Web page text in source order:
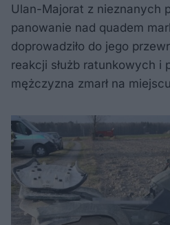
Ulan-Majorat z nieznanych
panowanie nad quadem
doprowadziło do jego
reakcji służb ratunkowych i
mężczyzna zmarł na